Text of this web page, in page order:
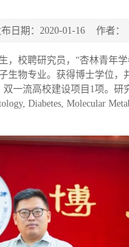
布日期：2020-01-16 作者
，校聘研究员，“杏林青年
生物专业。获得博士学位
双一流高校建设项目 1项。研
Diabetes, Molecular